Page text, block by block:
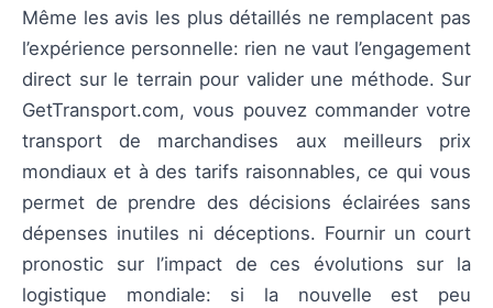
Même les avis les plus détaillés ne remplacent pas
l’expérience personnelle: rien ne vaut l’engagement
direct sur le terrain pour valider une méthode. Sur
GetTransport.com, vous pouvez commander votre
transport de marchandises aux meilleurs prix
mondiaux et à des tarifs raisonnables, ce qui vous
permet de prendre des décisions éclairées sans
dépenses inutiles ni déceptions. Fournir un court
pronostic sur l’impact de ces évolutions sur la
logistique mondiale: si la nouvelle est peu